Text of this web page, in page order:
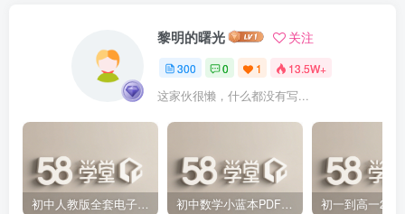
黎明的曙光 关注
300 0 1 13.5W+
这家伙很懒，什么都没有写...
初中人教版全套电子课本 百度网盘分享下载 初中数学小蓝本PDF电子版（压缩打包）百度网盘分享下载